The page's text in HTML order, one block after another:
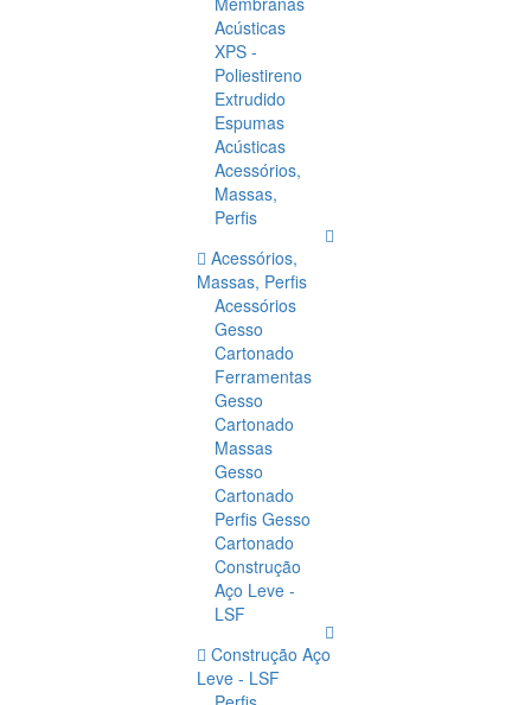
Acústicas
XPS -
Poliestireno
Extrudido
Espumas
Acústicas
Acessórios,
Massas,
Perfis
Acessórios,
Massas, Perfis
Acessórios
Gesso
Cartonado
Ferramentas
Gesso
Cartonado
Massas
Gesso
Cartonado
Perfis Gesso
Cartonado
Construção
Aço Leve -
LSF
Construção Aço
Leve - LSF